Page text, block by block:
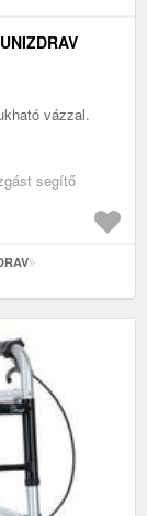
vázzal.
segítő